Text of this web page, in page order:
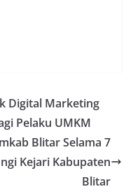
Digital Marketing
Pelaku UMKM
Blitar Selama 7
Kejari Kabupaten
Blitar